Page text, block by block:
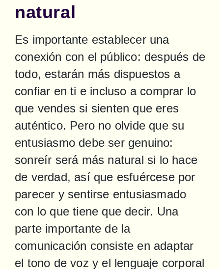
natural
Es importante establecer una
conexión con el público: después de
todo, estarán más dispuestos a
confiar en ti e incluso a comprar lo
que vendes si sienten que eres
auténtico. Pero no olvide que su
entusiasmo debe ser genuino:
sonreír será más natural si lo hace
de verdad, así que esfuércese por
parecer y sentirse entusiasmado
con lo que tiene que decir. Una
parte importante de la
comunicación consiste en adaptar
el tono de voz y el lenguaje corporal